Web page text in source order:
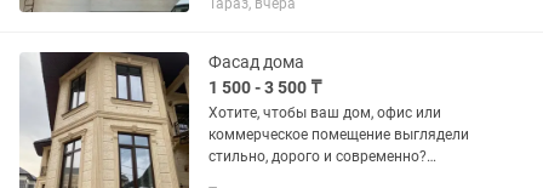
по нанесению жидкого травертина
Это...
Тараз, вчера
Фасад дома
1 500 - 3 500 ₸
Хотите, чтобы ваш дом, офис или
коммерческое помещение выглядели
стильно, дорого и современно?